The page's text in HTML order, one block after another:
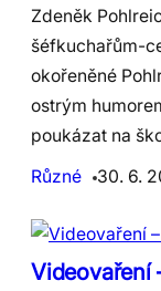
Zdeněk
šéfkuchařům-
okořeněné
ostrým
poukázat na
Různé
30. 6.
Videovaření